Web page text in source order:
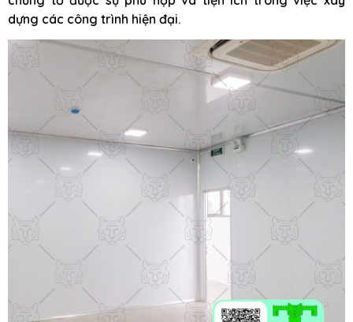
dựng các công trình hiện đại.